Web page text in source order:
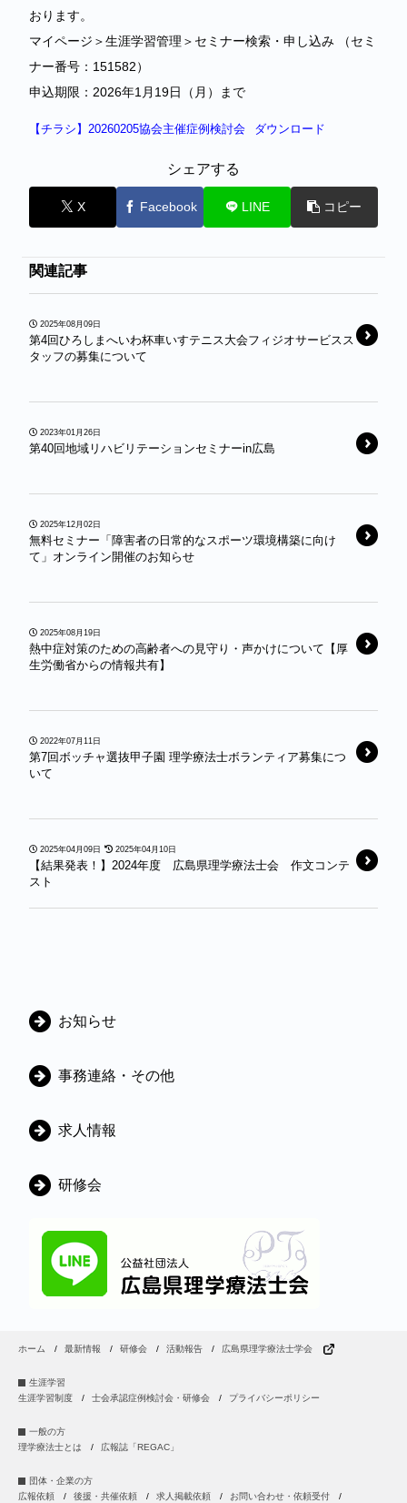
おります。
マイページ＞生涯学習管理＞セミナー検索・申し込み （セミ
ナー番号：151582）
申込期限：2026年1月19日（月）まで
【チラシ】20260205協会主催症例検討会 ダウンロード
シェアする
X Facebook LINE コピー
関連記事
2025年08月09日
第4回ひろしまへいわ杯車いすテニス大会フィジオサービスス
タッフの募集について
2023年01月26日
第40回地域リハビリテーションセミナーin広島
2025年12月02日
無料セミナー「障害者の日常的なスポーツ環境構築に向け
て」オンライン開催のお知らせ
2025年08月19日
熱中症対策のための高齢者への見守り・声かけについて【厚
生労働省からの情報共有】
2022年07月11日
第7回ボッチャ選抜甲子園 理学療法士ボランティア募集につ
いて
2025年04月09日 2025年04月10日
【結果発表！】2024年度 広島県理学療法士会 作文コンテ
スト
カ
ゴ
ー
お知らせ
事務連絡・その他
求人情報
研修会
ホーム 最新情報 研修会 活動報告 広島県理学療法士学会
生涯学習
生涯学習制度
士会承認症例検討会・研修会 プライバシーポリシー
一般の方
理学療法士とは
広報誌「REGAC」
団体・企業の方
広報依頼
後援・共催依頼 求人掲載依頼 お問い合わせ・依頼受付